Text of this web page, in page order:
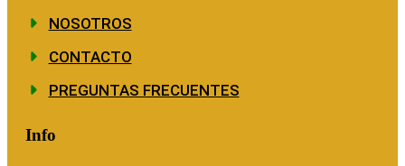
NOSOTROS
CONTACTO
PREGUNTAS FRECUENTES
Info